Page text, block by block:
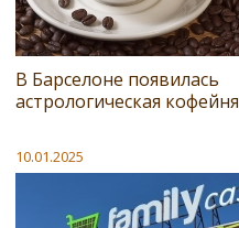
В Барселоне появилась
астрологическая кофейня
10.01.2025